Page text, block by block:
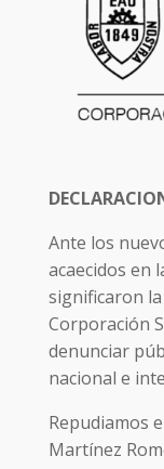
Ante los
acaecidos en
significaron
Corporación
denunciar
nacional e
Repudiamos
Martínez